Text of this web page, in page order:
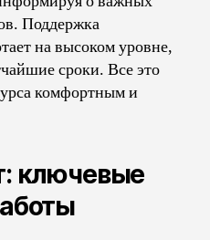
Поддержка
на высоком уровне,
сроки. Все это
комфортным и
ключевые